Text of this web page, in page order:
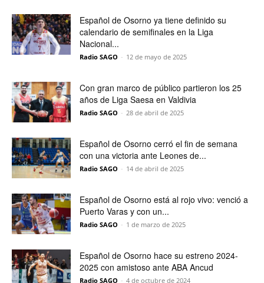
Español de Osorno ya tiene definido su
calendario de semifinales en la Liga
Nacional...
Radio SAGO - 12 de mayo de 2025
Con gran marco de público partieron los 25
años de Liga Saesa en Valdivia
Radio SAGO - 28 de abril de 2025
Español de Osorno cerró el fin de semana
con una victoria ante Leones de...
Radio SAGO - 14 de abril de 2025
Español de Osorno está al rojo vivo: venció a
Puerto Varas y con un...
Radio SAGO - 1 de marzo de 2025
Español de Osorno hace su estreno 2024-
2025 con amistoso ante ABA Ancud
Radio SAGO - 4 de octubre de 2024